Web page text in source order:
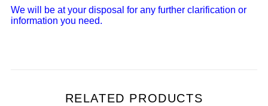
We will be at your disposal for any further clarification or
information you need.
RELATED PRODUCTS